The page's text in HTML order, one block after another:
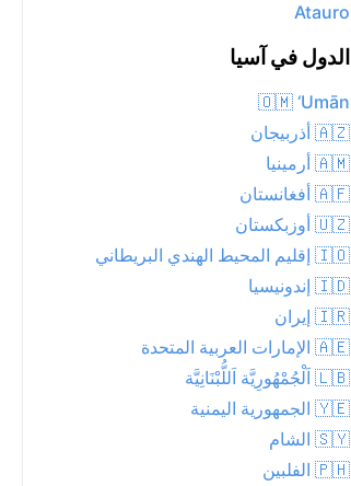
Atauro
الدول في آسيا
🇴🇲 ‘Umān
🇦🇿 أذربيجان
🇦🇲 أرمينيا
🇦🇫 أفغانستان
🇺🇿 أوزبكستان
🇮🇴 إقليم المحيط الهندي البريطاني
🇮🇩 إندونيسيا
🇮🇷 إيران
🇦🇪 الإمارات العربية المتحدة
🇱🇧 اَلْجُمْهُورِيَّة اَللُّبْنَانِيَّة
🇾🇪 الجمهورية اليمنية
🇸🇾 الشام
🇵🇭 الفلبين